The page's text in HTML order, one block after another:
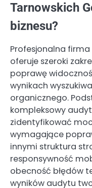
Tarnowskich
biznesu?
Profesjonalna firma
oferuje szeroki
poprawę
wynikach
organicznego.
kompleksowy
zidentyfikować
wymagające
innymi struktura
responsywność
obecność błędów
wyników audytu